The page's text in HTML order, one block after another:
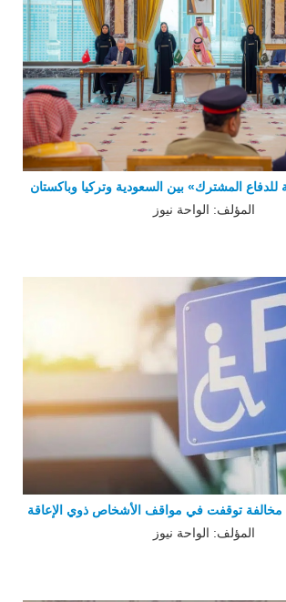
للدفاع المشترك» بين السعودية وتركيا وباكستان
المؤلف: الواحة نيوز
المؤلف: الواحة نيوز